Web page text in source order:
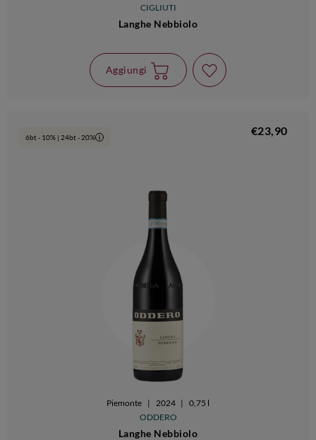
CIGLIUTI
Langhe Nebbiolo
Aggiungi
6bt - 10% | 24bt - 20% i €23,90
Piemonte | 2024 | 0,75 l
ODDERO
Langhe Nebbiolo